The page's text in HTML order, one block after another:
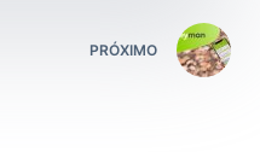
PRÓXIMO